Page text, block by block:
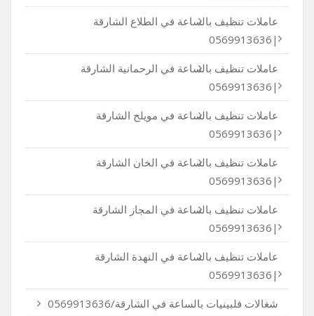
عاملات تنظيف بالساعة في الطلاع الشارقة
|0569913636
عاملات تنظيف بالساعة في الرحمانية الشارقة
|0569913636
عاملات تنظيف بالساعة في مويلح الشارقة
|0569913636
عاملات تنظيف بالساعة في الخان الشارقة
|0569913636
عاملات تنظيف بالساعة في المجاز الشارقة
|0569913636
عاملات تنظيف بالساعة في النهدة الشارقة
|0569913636
شغالات فلبينيات بالساعة في الشارقة/0569913636